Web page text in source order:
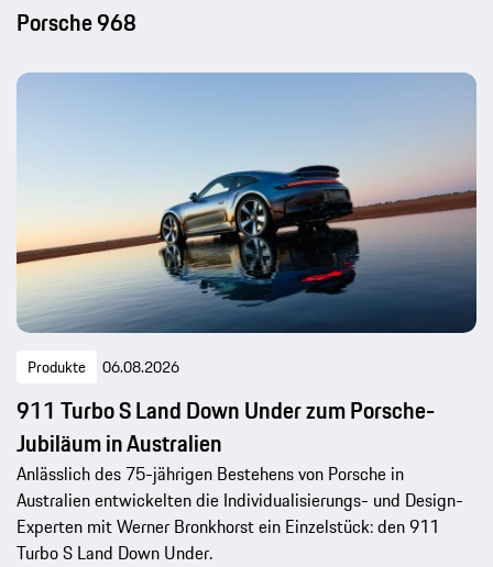
Porsche 968
Produkte 06.08.2026
911 Turbo S Land Down Under zum Porsche-
Jubiläum in Australien
Anlässlich des 75-jährigen Bestehens von Porsche in
Australien entwickelten die Individualisierungs- und Design-
Experten mit Werner Bronkhorst ein Einzelstück: den 911
Turbo S Land Down Under.